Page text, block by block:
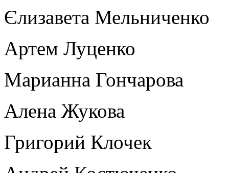
Єлизавета Мельниченко
Артем Луценко
Марианна Гончарова
Алена Жукова
Григорий Клочек